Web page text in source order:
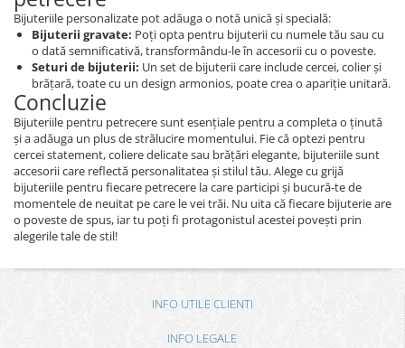
Bijuteriile personalizate pot adăuga o notă unică și specială:
Bijuterii gravate: Poți opta pentru bijuterii cu numele tău sau cu
o dată semnificativă, transformându-le în accesorii cu o poveste.
Seturi de bijuterii: Un set de bijuterii care include cercei, colier și
brățară, toate cu un design armonios, poate crea o apariție unitară.
Concluzie
Bijuteriile pentru petrecere sunt esențiale pentru a completa o ținută
și a adăuga un plus de strălucire momentului. Fie că optezi pentru
cercei statement, coliere delicate sau brățări elegante, bijuteriile sunt
accesorii care reflectă personalitatea și stilul tău. Alege cu grijă
bijuteriile pentru fiecare petrecere la care participi și bucură-te de
momentele de neuitat pe care le vei trăi. Nu uita că fiecare bijuterie are
o poveste de spus, iar tu poți fi protagonistul acestei povești prin
alegerile tale de stil!
INFO UTILE CLIENTI
INFO LEGALE